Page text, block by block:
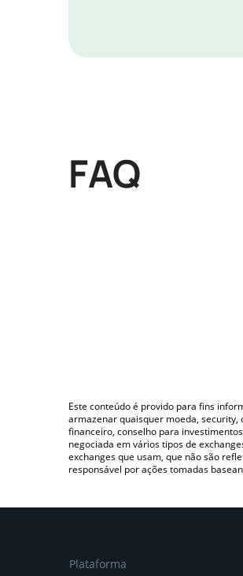
FAQ
Este conteúdo é provido para fins
armazenar quaisquer moeda,
financeiro, conselho para
negociada em vários tipos de
exchanges que usam, que não são
responsável por ações tomadas
Plataforma